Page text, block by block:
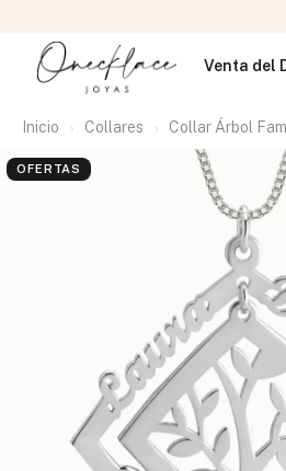
Venta del
Inicio Collares Collar Árbol
OFERTAS